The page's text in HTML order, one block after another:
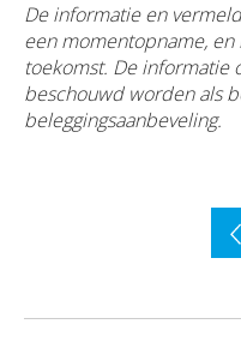
De informatie en
een momentopname,
toekomst. De informatie
beschouwd worden als
beleggingsaanbeveling.